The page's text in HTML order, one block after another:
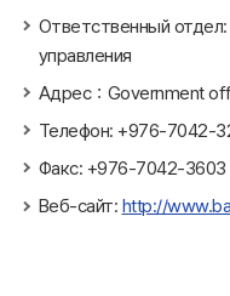
Ответственный
управления
Адрес：Government
Телефон: +976-7042-
Факс: +976-7042-3603
Веб-сайт: http://